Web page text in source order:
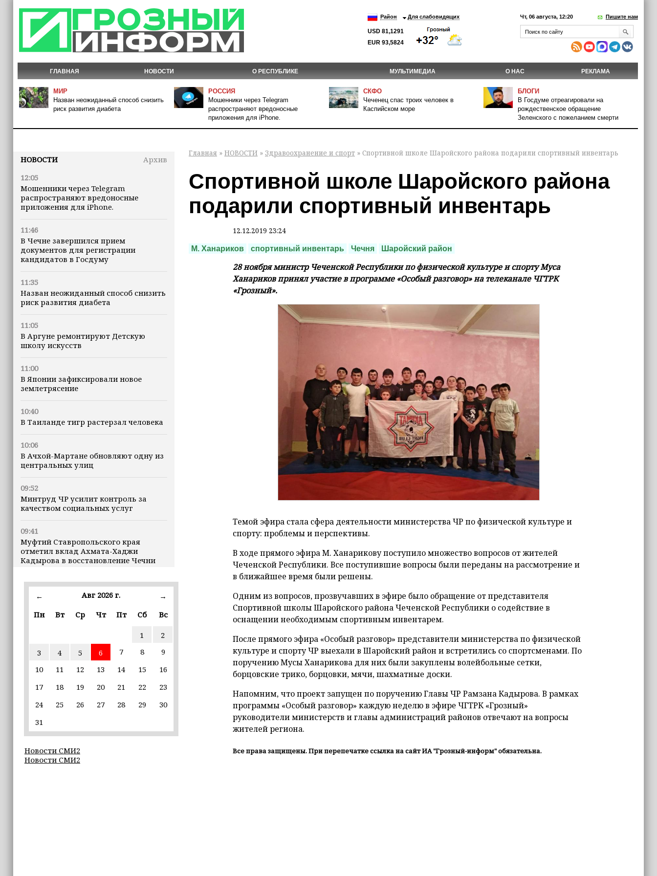
Район Для слабовидящих
USD 81,1291
EUR 93,5824
Чт, 06 августа, 12:20 Пишите нам
ГЛАВНАЯ НОВОСТИ О РЕСПУБЛИКЕ МУЛЬТИМЕДИА О НАС РЕКЛАМА
МИР
Назван неожиданный способ снизить
риск развития диабета
РОССИЯ
Мошенники через Telegram
распространяют вредоносные
приложения для iPhone.
СКФО
Чеченец спас троих человек в
Каспийском море
БЛОГИ
В Госдуме отреагировали на
рождественское обращение
Зеленского с пожеланием смерти
НОВОСТИ
Архив
12:05
Мошенники через Telegram
распространяют вредоносные
приложения для iPhone.
11:46
В Чечне завершился прием
документов для регистрации
кандидатов в Госдуму
11:35
Назван неожиданный способ снизить
риск развития диабета
11:05
В Аргуне ремонтируют Детскую
школу искусств
11:00
В Японии зафиксировали новое
землетрясение
10:40
В Таиланде тигр растерзал человека
10:06
В Ачхой-Мартане обновляют одну из
центральных улиц
09:52
Минтруд ЧР усилит контроль за
качеством социальных услуг
09:41
Муфтий Ставропольского края
отметил вклад Ахмата-Хаджи
Кадырова в восстановление Чечни
весом в четыре тонны
Всего за семь дней «Человек‑паук:
Новый день» стал лидером кассовых
сборов 2026 года
09:27
для настольного тенниса
09:26
БПЛА
← Авг 2026 г.
→
Пн
Вт Ср Чт Пт Сб Вс
1
2
3
4 5 6 7 8
9
10
11 12 13 14 15
16
17
18 19 20 21 22
23
24
25 26 27 28 29
30
31
Новости СМИ2
Новости СМИ2
Главная » НОВОСТИ » Здравоохранение и спорт » Спортивной школе Шаройского района подарили спортивный инвентарь
Спортивной школе Шаройского района
подарили спортивный инвентарь
12.12.2019 23:24
М. Ханариков спортивный инвентарь Чечня Шаройский район
28 ноября министр Чеченской Республики по физической культуре и спорту Муса
Ханариков принял участие в программе «Особый разговор» на телеканале ЧГТРК
«Грозный».
Темой эфира стала сфера деятельности министерства ЧР по физической культуре и
спорту: проблемы и перспективы.
В ходе прямого эфира М. Ханарикову поступило множество вопросов от жителей
Чеченской Республики. Все поступившие вопросы были переданы на рассмотрение и
в ближайшее время были решены.
Одним из вопросов, прозвучавших в эфире было обращение от представителя
Спортивной школы Шаройского района Чеченской Республики о содействие в
оснащении необходимым спортивным инвентарем.
После прямого эфира «Особый разговор» представители министерства по физической
культуре и спорту ЧР выехали в Шаройский район и встретились со спортсменами. По
поручению Мусы Ханарикова для них были закуплены волейбольные сетки,
борцовские трико, борцовки, мячи, шахматные доски.
Напомним, что проект запущен по поручению Главы ЧР Рамзана Кадырова. В рамках
программы «Особый разговор» каждую неделю в эфире ЧГТРК «Грозный»
руководители министерств и главы администраций районов отвечают на вопросы
жителей региона.
Все права защищены. При перепечатке ссылка на сайт ИА "Грозный-информ" обязательна.